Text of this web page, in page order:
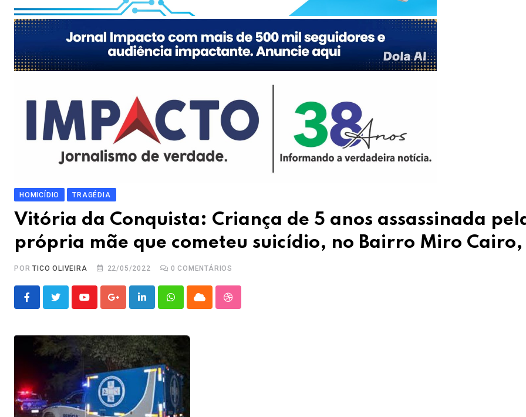
HOMICÍDIO TRAGÉDIA
Vitória da Conquista: Criança de 5 anos assassinada
própria mãe que cometeu suicídio, no Bairro Miro Cairo,
PORTICO OLIVEIRA 22/05/2022 0 COMENTÁRIOS
YoutubeGoogle+LinkedInWhatsappCloud StumbleUpon